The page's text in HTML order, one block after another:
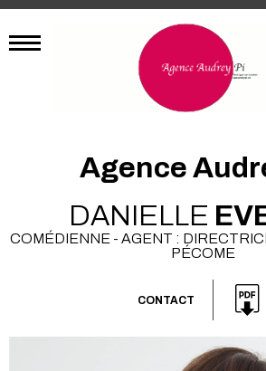
Agence
DANIELLE
COMÉDIENNE - AGENT :
PÉCOME
CONTACT